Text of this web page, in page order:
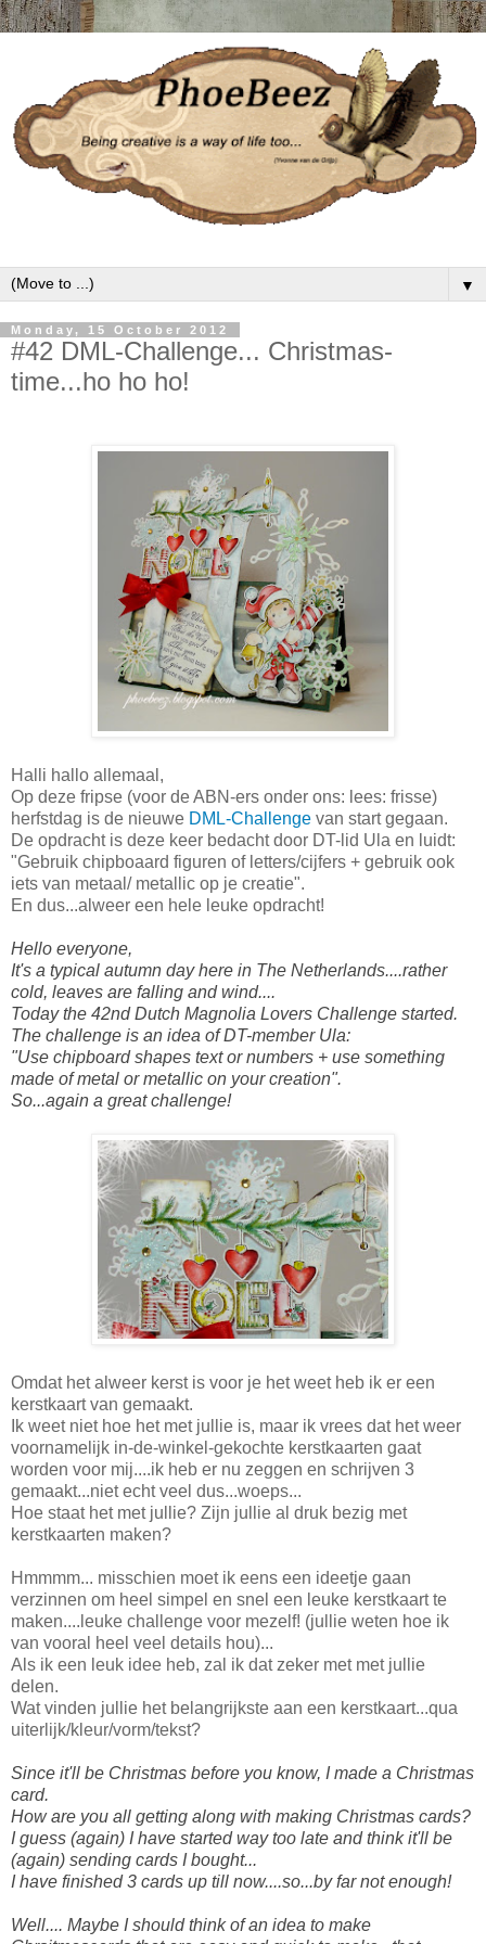
▼
Monday, 15 October 2012
#42 DML-Challenge... Christmas-
time...ho ho ho!
Halli hallo allemaal,
Op deze fripse (voor de ABN-ers onder ons: lees: frisse)
herfstdag is de nieuwe DML-Challenge van start gegaan.
De opdracht is deze keer bedacht door DT-lid Ula en luidt:
"Gebruik chipboaard figuren of letters/cijfers + gebruik ook
iets van metaal/ metallic op je creatie".
En dus...alweer een hele leuke opdracht!
Hello everyone,
It's a typical autumn day here in The Netherlands....rather
cold, leaves are falling and wind....
Today the 42ndDutch Magnolia Lovers Challenge started.
The challenge is an idea of DT-member Ula:
"Use chipboard shapes text or numbers + use something
made of metal or metallic on your creation".
So...again a great challenge!
Omdat het alweer kerst is voor je het weet heb ik er een
kerstkaart van gemaakt.
Ik weet niet hoe het met jullie is, maar ik vrees dat het weer
voornamelijk in-de-winkel-gekochte kerstkaarten gaat
worden voor mij....ik heb er nu zeggen en schrijven 3
gemaakt...niet echt veel dus...woeps...
Hoe staat het met jullie? Zijn jullie al druk bezig met
kerstkaarten maken?
Hmmmm... misschien moet ik eens een ideetje gaan
verzinnen om heel simpel en snel een leuke kerstkaart te
maken....leuke challenge voor mezelf! (jullie weten hoe ik
van vooral heel veel details hou)...
Als ik een leuk idee heb, zal ik dat zeker met met jullie
delen.
Wat vinden jullie het belangrijkste aan een kerstkaart...qua
uiterlijk/kleur/vorm/tekst?
Since it'll be Christmas before you know, I made a Christmas
card.
How are you all getting along with making Christmas cards?
I guess (again) I have started way too late and think it'll be
(again) sending cards I bought...
I have finished 3 cards up till now....so...by far not enough!
Well.... Maybe I should think of an idea to make